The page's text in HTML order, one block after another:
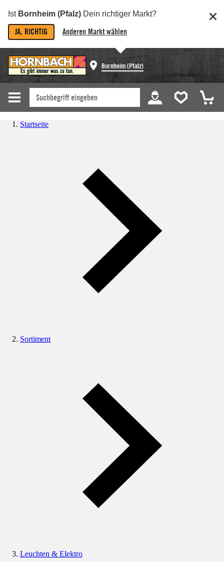
Ist Bornheim (Pfalz) Dein richtiger Markt?
JA, RICHTIG Anderen Markt wählen
Bornheim (Pfalz)
Startseite
Sortiment
Leuchten & Elektro